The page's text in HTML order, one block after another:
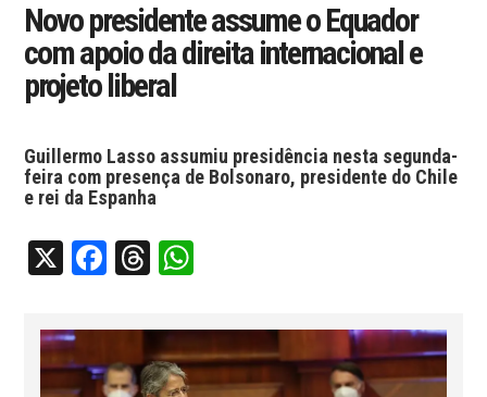
Novo presidente assume o Equador
com apoio da direita internacional e
projeto liberal
Guillermo Lasso assumiu presidência nesta segunda-
feira com presença de Bolsonaro, presidente do Chile
e rei da Espanha
X Facebook
Threads